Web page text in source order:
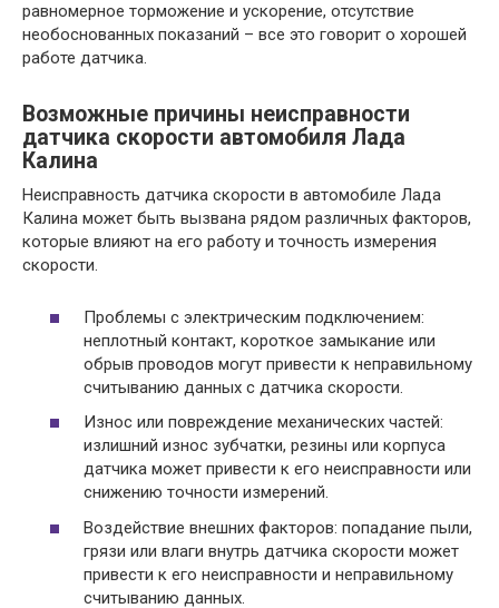
равномерное торможение и ускорение, отсутствие
необоснованных показаний – все это говорит о хорошей
работе датчика.
Возможные причины неисправности
датчика скорости автомобиля Лада
Калина
Неисправность датчика скорости в автомобиле Лада
Калина может быть вызвана рядом различных факторов,
которые влияют на его работу и точность измерения
скорости.
Проблемы с электрическим подключением:
неплотный контакт, короткое замыкание или
обрыв проводов могут привести к неправильному
считыванию данных с датчика скорости.
Износ или повреждение механических частей:
излишний износ зубчатки, резины или корпуса
датчика может привести к его неисправности или
снижению точности измерений.
Воздействие внешних факторов: попадание пыли,
грязи или влаги внутрь датчика скорости может
привести к его неисправности и неправильному
считыванию данных.